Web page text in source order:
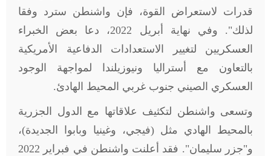
قدرات لاستعراض القوة، فإن واشنطن سترد وفقا
لذلك". وفي نهاية أبريل 2022، دعا بعض الخبراء
العسكريين لتغيير الاستعدادات الدفاعية الأمريكية
بالتعاون مع أستراليا ونيوزيلندا لمواجهة الوجود
العسكري الصيني جنوب غربي المحيط الهادئ.
وتسعى واشنطن لتكثيف علاقاتها مع الدول الجزرية
بالمحيط الهادي مثل (فيجي، وغينيا وبابوا الجديدة)،
و"جزر سليمان". فقد أعلنت واشنطن في فبراير 2022